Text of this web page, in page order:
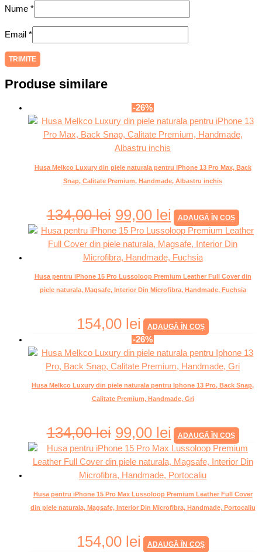
Nume *
Email *
Produse similare
-26%
Husa Melkco Luxury din piele naturala pentru iPhone 13 Pro Max, Back
Snap, Calitate Premium, Handmade, Albastru inchis
134,00lei 99,00 lei ADAUGĂ ÎN COȘ
Husa pentru iPhone 15 Pro Lussoloop Premium Leather Full Cover din
piele naturala, Magsafe, Interior Din Microfibra, Handmade, Fuchsia
154,00 lei ADAUGĂ ÎN COȘ
-26%
Husa Melkco Luxury din piele naturala pentru Iphone 13 Pro, Back Snap,
Calitate Premium, Handmade, Gri
134,00lei 99,00 lei ADAUGĂ ÎN COȘ
Husa pentru iPhone 15 Pro Max Lussoloop Premium Leather Full Cover
din piele naturala, Magsafe, Interior Din Microfibra, Handmade, Portocaliu
154,00 lei ADAUGĂ ÎN COȘ